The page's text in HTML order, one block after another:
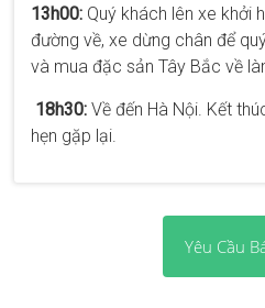
13h00: Quý khách lên xe khởi
đường về, xe dừng chân để
và mua đặc sản Tây Bắc về
18h30: Về đến Hà Nội. Kết
hẹn gặp lại.
Yêu Cầu